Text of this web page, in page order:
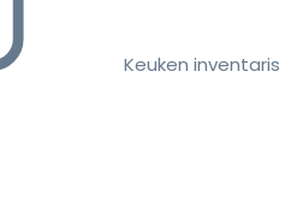
Keuken inventaris